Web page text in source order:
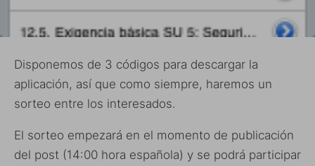
Disponemos de 3 códigos para descargar la
aplicación, así que como siempre, haremos un
sorteo entre los interesados.
El sorteo empezará en el momento de publicación
del post (14:00 hora española) y se podrá participar